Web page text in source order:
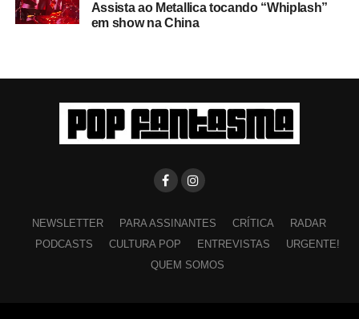
Assista ao Metallica tocando “Whiplash”
em show na China
NEWSLETTER PARA ASSINANTES CRÍTICA
RADAR
PODCASTS
CULTURA POP ENTREVISTAS
URGENTE!
QUEM SOMOS